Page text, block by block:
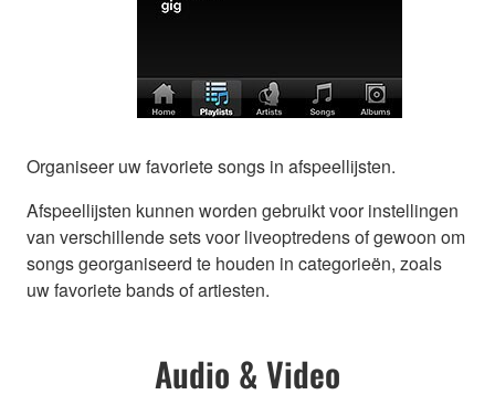
Organiseer uw favoriete songs in afspeellijsten.
Afspeellijsten kunnen worden gebruikt voor instellingen
van verschillende sets voor liveoptredens of gewoon om
songs georganiseerd te houden in categorieën, zoals
uw favoriete bands of artiesten.
Audio & Video